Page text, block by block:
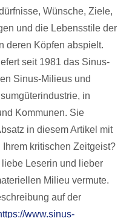
Wünsche, Ziele,
und die Lebensstile der
deren Köpfen abspielt.
seit 1981 das Sinus-
Sinus-Milieus und
in
Kommunen. Sie
in diesem Artikel mit
kritischen Zeitgeist?
Leserin und lieber
Milieu vermute.
auf der
www.sinus-